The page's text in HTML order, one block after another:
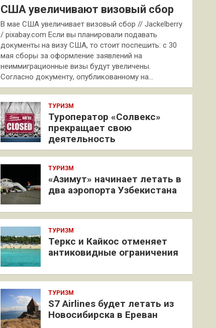
США увеличивают визовый сбор
В мае США увеличивает визовый сбор // Jackelberry
/ pixabay.com Если вы планировали подавать
документы на визу США, то стоит поспешить: с 30
мая сборы за оформление заявлений на
неиммиграционные визы будут увеличены.
Согласно документу, опубликованному на…
ТУРИЗМ
Туроператор «Солвекс»
прекращает свою
деятельность
ТУРИЗМ
«Азимут» начинает летать в
два аэропорта Узбекистана
ТУРИЗМ
Теркс и Кайкос отменяет
антиковидные ограничения
ТУРИЗМ
S7 Airlines будет летать из
Новосибирска в Ереван